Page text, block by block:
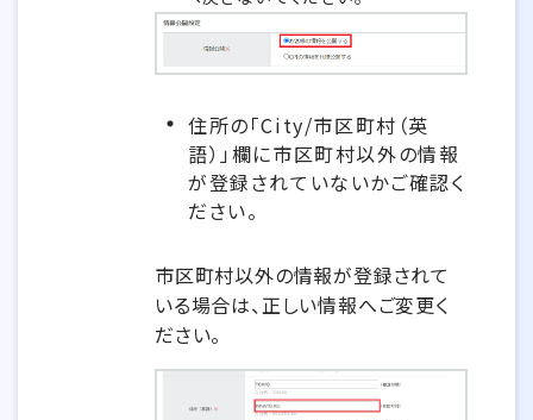
住所の「City/市区町村（英
語）」欄に市区町村以外の情報
が登録されていないかご確認く
ださい。
市区町村以外の情報が登録されて
いる場合は、正しい情報へご変更く
ださい。